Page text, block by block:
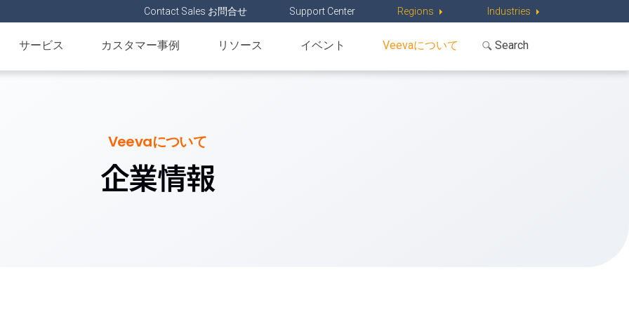
Contact Sales お問合せ Support Center Regions Industries
サービス カスタマー事例 リソース イベント Veevaについて
Veevaについて
企業情報